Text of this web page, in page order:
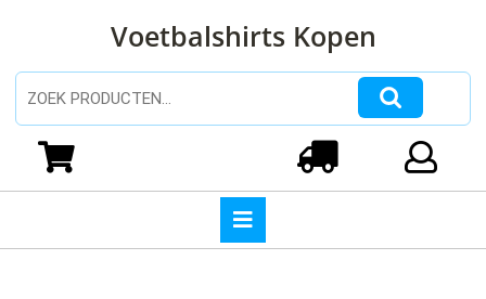
inhoud
Voetbalshirts Kopen
Zoeken naar: